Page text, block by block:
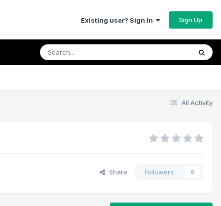
Existing user? Sign In Sign Up
All Activity
Share Followers 0